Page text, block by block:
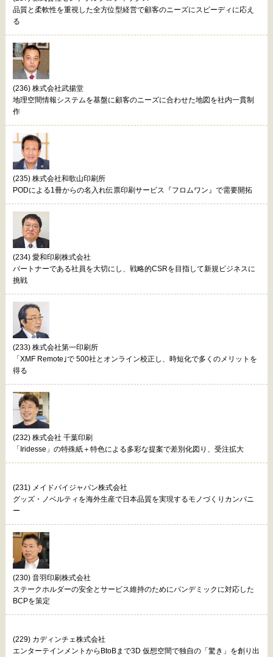
品質と柔軟性を重視した全方位型経営で顧客のニーズにスピーディに応え
る
(236) 株式会社武揚堂
地理空間情報システムを基盤に顧客のニーズに合わせた地図を社内一貫制
作
(235) 株式会社和歌山印刷所
PODによる1冊からの名入れ伝票印刷サービス『フロムワン』で需要開拓
(234) 愛和印刷株式会社
パートナーである社員を大切にし、戦略的CSRを目指して新規ビジネスに
挑戦
(233) 株式会社第一印刷所
「XMF Remote｣で 500社とオンライン校正し、時短化で多くのメリットを
得る
(232) 株式会社 千葉印刷
「Iridesse」の特殊紙＋特色による多彩な提案で差別化図り、受注拡大
(231) メイドバイジャパン株式会社
グッズ・ノベルティを海外生産で日本品質を実現するモノづくりカンパニ
ー
(230) 音羽印刷株式会社
ステークホルダーの安全とサービス維持のためにパンデミックに対応した
BCPを策定
(229) カディンチェ株式会社
エンターテインメントからBtoBまで3D 仮想空間で独自の「驚き」を創り出